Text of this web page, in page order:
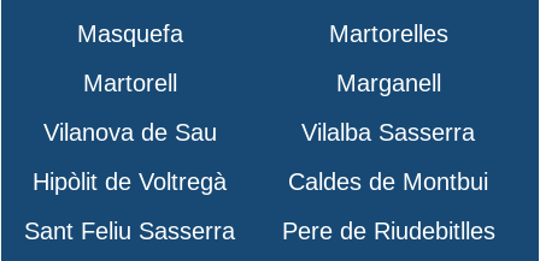
Masquefa
Martorelles
Martorell
Marganell
Vilanova de Sau
Vilalba Sasserra
Hipòlit de Voltregà
Caldes de Montbui
Sant Feliu Sasserra
Pere de Riudebitlles